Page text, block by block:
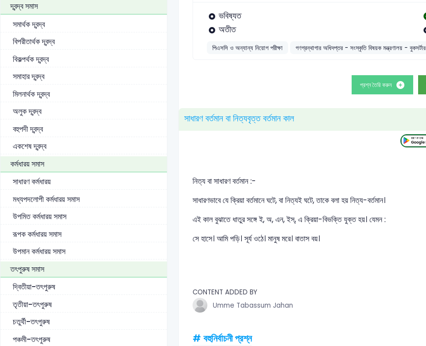
দ্বন্দ্ব সমাস
সমার্থক দ্বন্দ্ব
বিপরীতার্থক দ্বন্দ্ব
বিকল্পর্থক দ্বন্দ্ব
সমাহার দ্বন্দ্ব
মিলনার্থক দ্বন্দ্ব
অলুক দ্বন্দ্ব
বহুপদী দ্বন্দ্ব
একশেষ দ্বন্দ্ব
কর্মধারয় সমাস
সাধারণ কর্মধারয়
মধ্যপদলোপী কর্মধারয় সমাস
উপমিত কর্মধারয় সমাস
রূপক কর্মধারয় সমাস
উপমান কর্মধারয় সমাস
তৎপুরুষ সমাস
দ্বিতীয়া-তৎপুরুষ
তৃতীয়া-তৎপুরুষ
চতুর্থী-তৎপুরুষ
পঞ্চমী-তৎপুরুষ
ভবিষ্যত
অতীত
পিএসসি ও অন্যান্য নিয়োগ পরীক্ষা গণগ্রন্থাগার অধিদপ্তর - সংস্কৃতি বিষয়ক মন্ত্রণালয় - বুকসর্টার
প্রশ্ন তৈরি করুন
সাধারণ বর্তমান বা নিত্যবৃত্ত বর্তমান কাল
নিত্য বা সাধারণ বর্তমান :-
সাধারণভাবে যে ক্রিয়া বর্তমানে ঘটে, বা নিত্যই ঘটে, তাকে বলা হয় নিত্য-বর্তমান।
এই কাল বুঝাতে ধাতুর সঙ্গে ই, অ, এন, ইস্, এ ক্রিয়া-বিভক্তি যুক্ত হয়। যেমন :
সে হাসে। আমি পড়ি। সূর্য ওঠে। মানুষ মরে। বাতাস বয়।
CONTENT ADDED BY
Umme Tabassum Jahan
# বহুনির্বাচনী প্রশ্ন